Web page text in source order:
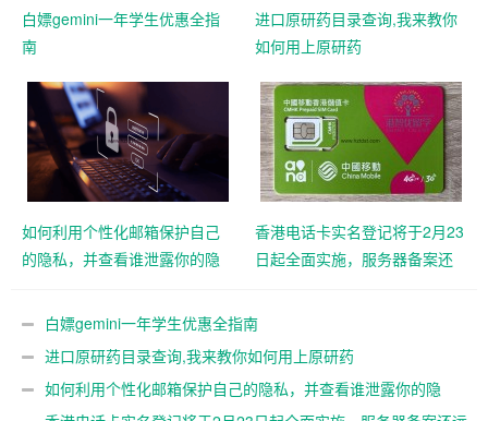
白嫖gemini一年学生优惠全指
南
进口原研药目录查询,我来教你
如何用上原研药
如何利用个性化邮箱保护自己
的隐私，并查看谁泄露你的隐
香港电话卡实名登记将于2月23
日起全面实施，服务器备案还
白嫖gemini一年学生优惠全指南
进口原研药目录查询,我来教你如何用上原研药
如何利用个性化邮箱保护自己的隐私，并查看谁泄露你的隐